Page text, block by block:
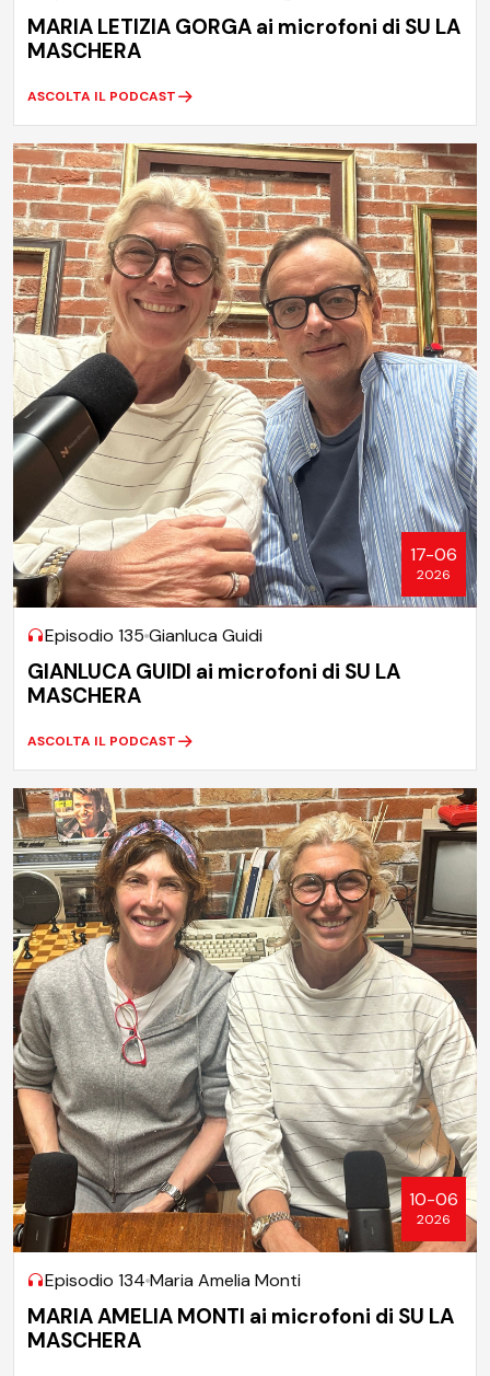
MARIA LETIZIA GORGA ai microfoni di SU LA
MASCHERA
ASCOLTA IL PODCAST
17-06
2026
Episodio 135 Gianluca Guidi
GIANLUCA GUIDI ai microfoni di SU LA
MASCHERA
ASCOLTA IL PODCAST
10-06
2026
Episodio 134 Maria Amelia Monti
MARIA AMELIA MONTI ai microfoni di SU LA
MASCHERA